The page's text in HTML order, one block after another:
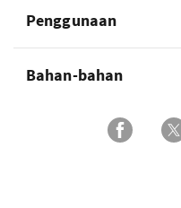
Penggunaan
Bahan-bahan